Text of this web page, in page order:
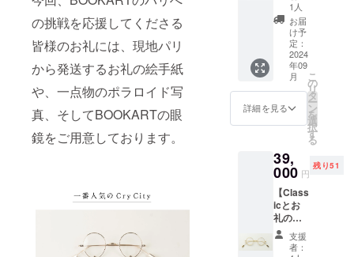
の挑戦を応援してくださる
皆様のお礼には、現地パリ
から発送するお礼の絵手紙
や、一点物のポラロイド写
真、そしてBOOKARTの眼
鏡をご用意しております。
本を飾
るジュ
エリー
のよう
なブッ
クマー
クにお
礼の絵
手紙を
添えて
お送り
頂きま
す。 ♢
素材：
真鍮
♢Size
：縦
51mm×
1人
お届
け予
定：
2024
年09
月
詳細を見る
こ
の
リ
タ
ー
ン
を
選
択
す
る
39,
000 円
残り51
【Class
icとお
礼の絵
手紙】
洗練さ
支援
者：